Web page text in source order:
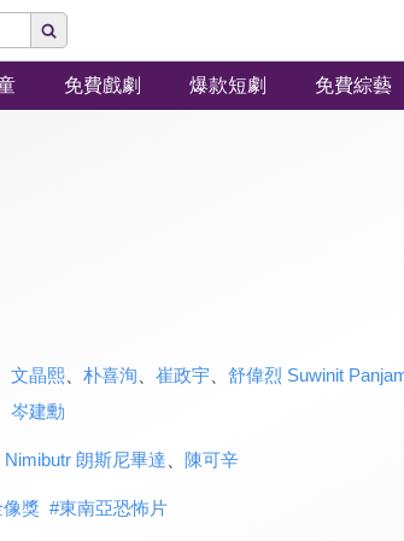
免費戲劇 爆款短劇 免費綜藝
文晶熙、 朴喜洵 崔政宇、 舒偉烈 Suwinit
岑建勳
Nimibutr 朗斯尼畢達 陳可辛
獎 #東南亞恐怖片